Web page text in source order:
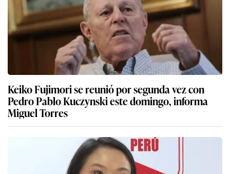
Keiko Fujimori se reunió por segunda vez con
Pedro Pablo Kuczynski este domingo, informa
Miguel Torres